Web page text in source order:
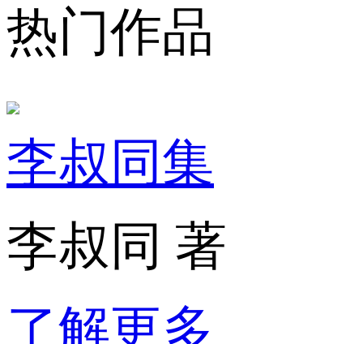
热门作品
李叔同集
李叔同 著
了解更多